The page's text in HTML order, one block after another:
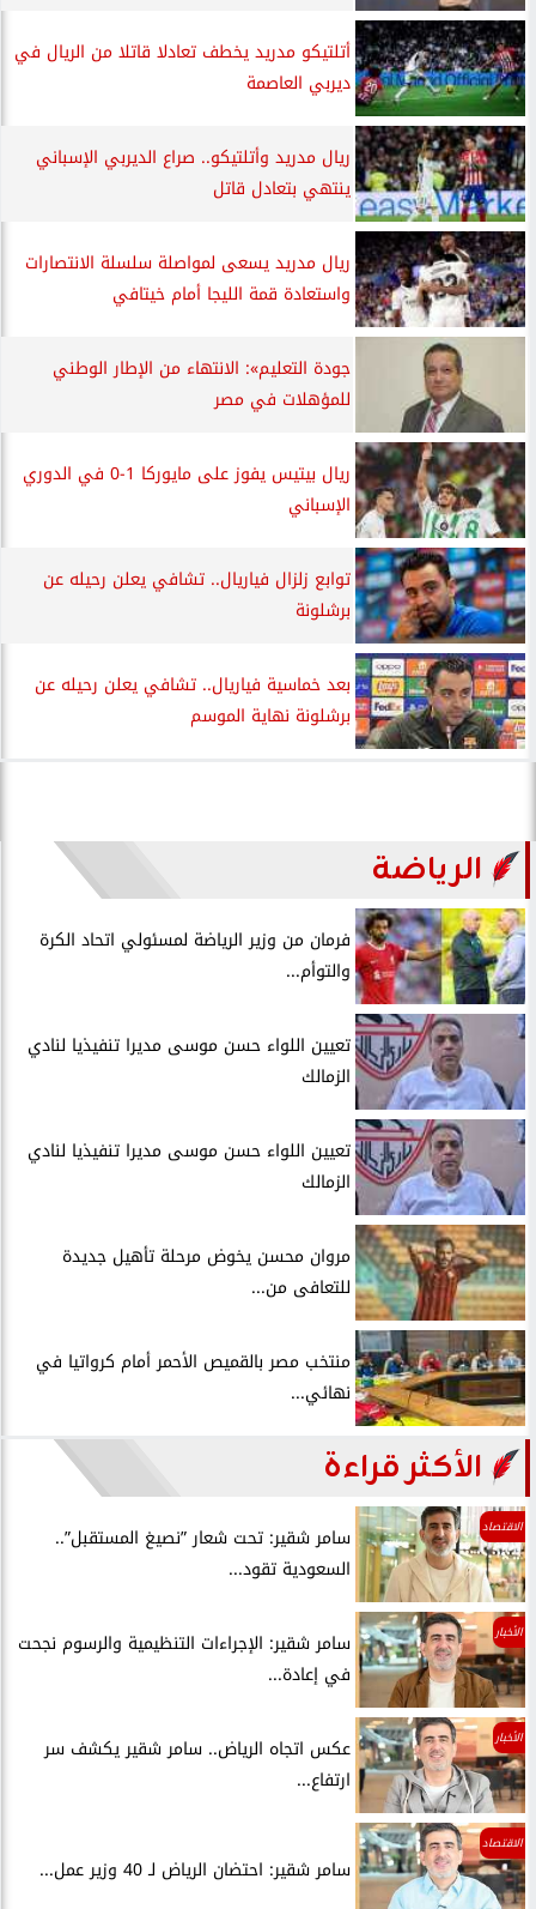
أتلتيكو مدريد يخطف تعادلا قاتلا من الريال في
ديربي العاصمة
ريال مدريد وأتلتيكو.. صراع الديربي الإسباني
ينتهي بتعادل قاتل
ريال مدريد يسعى لمواصلة سلسلة الانتصارات
واستعادة قمة الليجا أمام خيتافي
جودة التعليم»: الانتهاء من الإطار الوطني
للمؤهلات في مصر
ريال بيتيس يفوز على مايوركا 1-0 في الدوري
الإسباني
توابع زلزال فياريال.. تشافي يعلن رحيله عن
برشلونة
بعد خماسية فياريال.. تشافي يعلن رحيله عن
برشلونة نهاية الموسم
الرياضة
فرمان من وزير الرياضة لمسئولي اتحاد الكرة
والتوأم...
تعيين اللواء حسن موسى مديرا تنفيذيا لنادي
الزمالك
تعيين اللواء حسن موسى مديرا تنفيذيا لنادي
الزمالك
مروان محسن يخوض مرحلة تأهيل جديدة
للتعافى من...
منتخب مصر بالقميص الأحمر أمام كرواتيا في
نهائي...
الأكثر قراءة
الاقتصاد
سامر شقير: تحت شعار ”نصيغ المستقبل”..
السعودية تقود...
الأخبار
سامر شقير: الإجراءات التنظيمية والرسوم نجحت
في إعادة...
الأخبار
عكس اتجاه الرياض.. سامر شقير يكشف سر
ارتفاع...
الاقتصاد
سامر شقير: احتضان الرياض لـ 40 وزير عمل...